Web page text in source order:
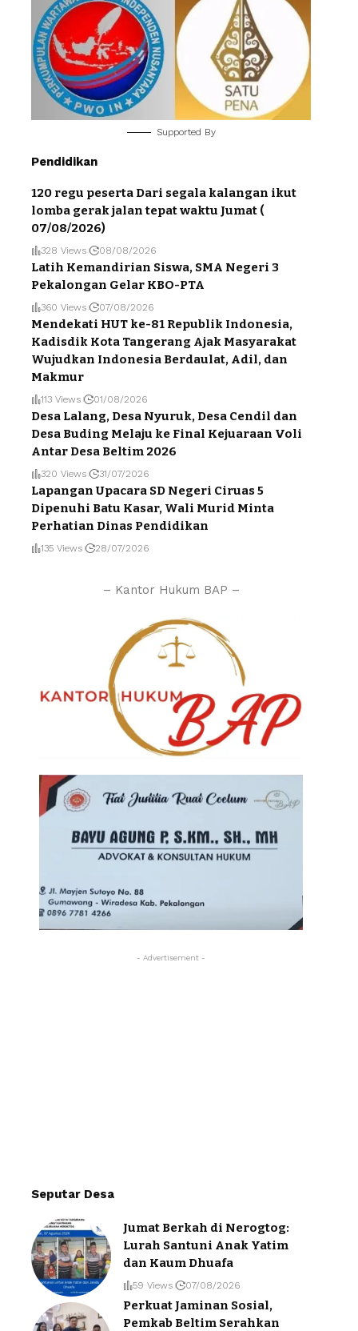
Supported By
Pendidikan
120 regu peserta Dari segala kalangan ikut
lomba gerak jalan tepat waktu Jumat (
07/08/2026)
328 Views 08/08/2026
Latih Kemandirian Siswa, SMA Negeri 3
Pekalongan Gelar KBO-PTA
360 Views 07/08/2026
Mendekati HUT ke-81 Republik Indonesia,
Kadisdik Kota Tangerang Ajak Masyarakat
Wujudkan Indonesia Berdaulat, Adil, dan
Makmur
113 Views 01/08/2026
Desa Lalang, Desa Nyuruk, Desa Cendil dan
Desa Buding Melaju ke Final Kejuaraan Voli
Antar Desa Beltim 2026
320 Views 31/07/2026
Lapangan Upacara SD Negeri Ciruas 5
Dipenuhi Batu Kasar, Wali Murid Minta
Perhatian Dinas Pendidikan
135 Views 28/07/2026
– Kantor Hukum BAP –
- Advertisement -
Seputar Desa
Jumat Berkah di Nerogtog:
Lurah Santuni Anak Yatim
dan Kaum Dhuafa
59 Views 07/08/2026
Perkuat Jaminan Sosial,
Pemkab Beltim Serahkan